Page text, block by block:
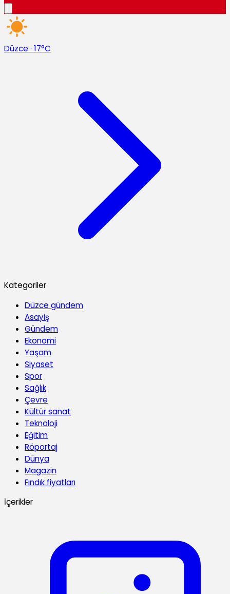
Düzce · 17°C
Kategoriler
Düzce gündem
Asayiş
Gündem
Ekonomi
Yaşam
Siyaset
Spor
Sağlık
Çevre
Kültür sanat
Teknoloji
Eğitim
Röportaj
Dünya
Magazin
Fındık fiyatları
İçerikler